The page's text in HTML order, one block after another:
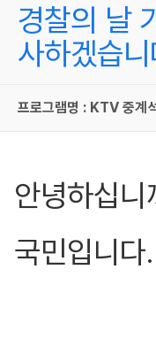
경찰의 날
사하겠습니
프로그램명 : KTV 중계
안녕하십
국민입니다.